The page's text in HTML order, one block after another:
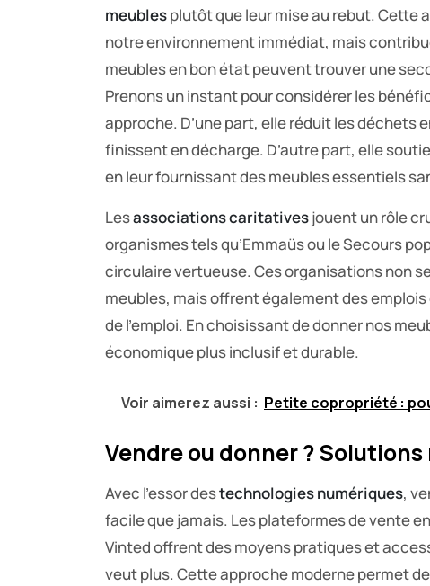
meublesplutôt que leur mise au rebut. Cette
notre environnement immédiat, mais
meubles en bon état peuvent trouver une
Prenons un instant pour considérer les
approche. D’une part, elle réduit les déchets
finissent en décharge. D’autre part, elle
en leur fournissant des meubles essentiels
Lesassociations caritativesjouent un rôle
organismes tels qu’Emmaüs ou le Secours
circulaire vertueuse. Ces organisations non
meubles, mais offrent également des
de l’emploi. En choisissant de donner nos
économique plus inclusif et durable.
Voir aimerez aussi : Petite copropriété :
Vendre ou donner ?
Avec l’essor destechnologies numériques,
facile que jamais. Les plateformes de vente
Vinted offrent des moyens pratiques et
veut plus. Cette approche moderne permet